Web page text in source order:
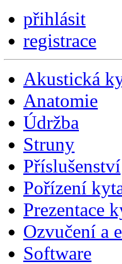
přihlásit
registrace
Akustická
Anatomie
Údržba
Struny
Příslušenství
Pořízení
Prezentace
Ozvučení a
Software